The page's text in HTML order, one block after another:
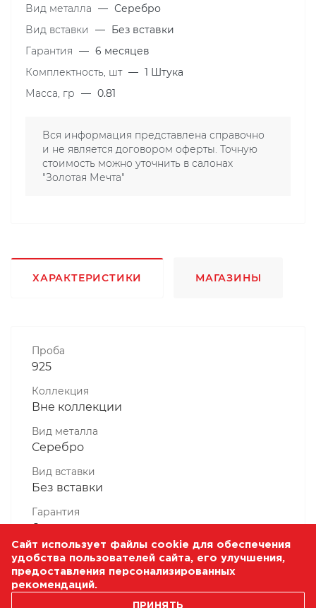
Вид металла — Серебро
Вид вставки
— Без вставки
Гарантия — 6 месяцев
Комплектность, шт — 1 Штука
Масса, гр — 0.81
Вся информация представлена справочно
и не является договором оферты. Точную
стоимость можно уточнить в салонах
"Золотая Мечта"
ХАРАКТЕРИСТИКИ МАГАЗИНЫ
Проба
925
Коллекция
Вне коллекции
Вид металла
Серебро
Вид вставки
Без вставки
Гарантия
6 месяцев
Комплектность, шт
1 Штука
Масса, гр
Сайт использует файлы cookie для обеспечения
удобства пользователей сайта, его улучшения,
предоставления персонализированных
рекомендаций.
ПРИНЯТЬ